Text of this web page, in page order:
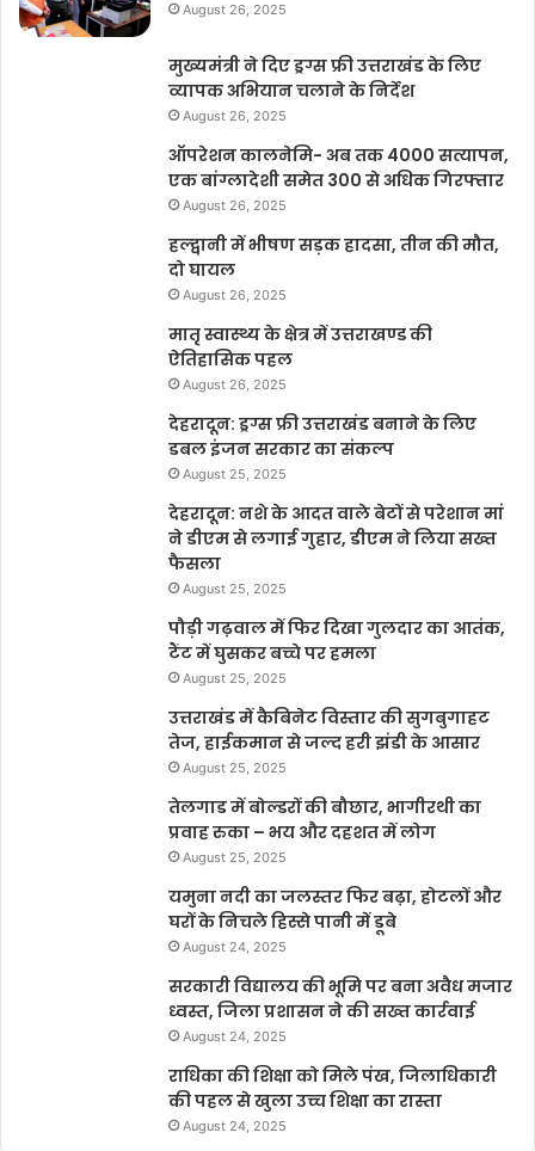
August 26, 2025
मुख्यमंत्री ने दिए ड्रग्स फ्री उत्तराखंड के लिए
व्यापक अभियान चलाने के निर्देश
August 26, 2025
ऑपरेशन कालनेमि- अब तक 4000 सत्यापन,
एक बांग्लादेशी समेत 300 से अधिक गिरफ्तार
August 26, 2025
हल्द्वानी में भीषण सड़क हादसा, तीन की मौत,
दो घायल
August 26, 2025
मातृ स्वास्थ्य के क्षेत्र में उत्तराखण्ड की
ऐतिहासिक पहल
August 26, 2025
देहरादून: ड्रग्स फ्री उत्तराखंड बनाने के लिए
डबल इंजन सरकार का संकल्प
August 25, 2025
देहरादून: नशे के आदत वाले बेटों से परेशान मां
ने डीएम से लगाई गुहार, डीएम ने लिया सख्त
फैसला
August 25, 2025
पौड़ी गढ़वाल में फिर दिखा गुलदार का आतंक,
टैंट में घुसकर बच्चे पर हमला
August 25, 2025
उत्तराखंड में कैबिनेट विस्तार की सुगबुगाहट
तेज, हाईकमान से जल्द हरी झंडी के आसार
August 25, 2025
तेलगाड में बोल्डरों की बौछार, भागीरथी का
प्रवाह रुका – भय और दहशत में लोग
August 25, 2025
यमुना नदी का जलस्तर फिर बढ़ा, होटलों और
घरों के निचले हिस्से पानी में डूबे
August 24, 2025
सरकारी विद्यालय की भूमि पर बना अवैध मजार
ध्वस्त, जिला प्रशासन ने की सख्त कार्रवाई
August 24, 2025
राधिका की शिक्षा को मिले पंख, जिलाधिकारी
की पहल से खुला उच्च शिक्षा का रास्ता
August 24, 2025